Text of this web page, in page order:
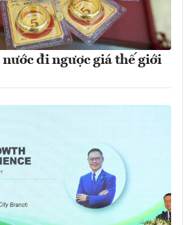
đi ngược giá thế giới